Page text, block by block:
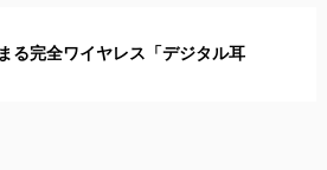
る完全ワイヤレス「デジタル耳